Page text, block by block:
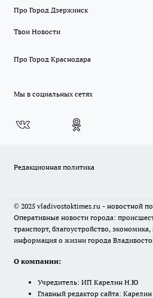
Про Город Дзержинск
Твои Новости
Про Город Краснодара
Мы в социальных сетях
Редакционная политика
© 2025 vladivostoktimes.ru - новостной
Оперативные новости города:
транспорт, благоустройство,
информация о жизни города
О компании:
Учредитель: ИП Карелин Н.Ю
Главный редактор сайта: